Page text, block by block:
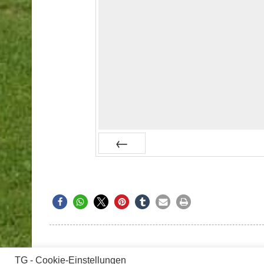
TG - Cookie-Einstellungen